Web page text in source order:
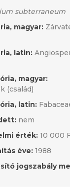
subterraneum
magyar:
latin:
magyar:
(család)
latin:
nem
érték: 10 000
éve: 1988
jogszabály